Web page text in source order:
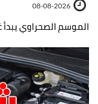
08-08-2026
الموسم الصحراوي